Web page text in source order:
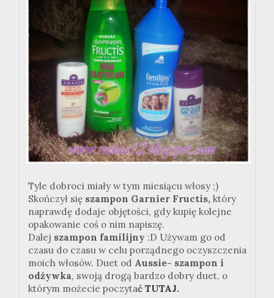
Tyle dobroci miały w tym miesiącu włosy ;)
Skończył się szampon Garnier Fructis, który
naprawdę dodaje objętości, gdy kupię kolejne
opakowanie coś o nim napiszę.
Dalej szampon familijny :D Używam go od
czasu do czasu w celu porządnego oczyszczenia
moich włosów. Duet od Aussie- szampon i
odżywka, swoją drogą bardzo dobry duet, o
którym możecie poczytać TUTAJ.